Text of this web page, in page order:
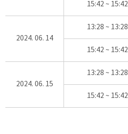
15:42 ~ 15:42
2024. 06. 14
13:28 ~ 13:28
15:42 ~ 15:42
2024. 06. 15
13:28 ~ 13:28
15:42 ~ 15:42